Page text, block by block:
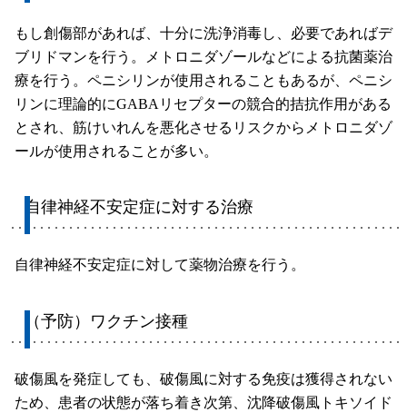
もし創傷部があれば、十分に洗浄消毒し、必要であればデ
ブリドマンを行う。メトロニダゾールなどによる抗菌薬治
療を行う。ペニシリンが使用されることもあるが、ペニシ
リンに理論的にGABAリセプターの競合的拮抗作用がある
とされ、筋けいれんを悪化させるリスクからメトロニダゾ
ールが使用されることが多い。
自律神経不安定症に対する治療
自律神経不安定症に対して薬物治療を行う。
（予防）ワクチン接種
破傷風を発症しても、破傷風に対する免疫は獲得されない
ため、患者の状態が落ち着き次第、沈降破傷風トキソイド